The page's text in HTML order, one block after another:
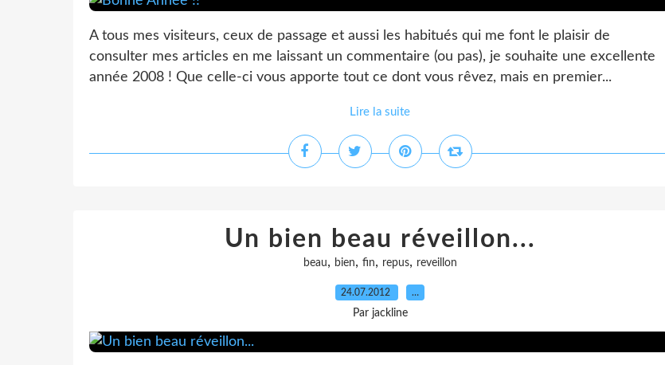
A tous mes visiteurs, ceux de passage et aussi les habitués qui me font le plaisir de
consulter mes articles en me laissant un commentaire (ou pas), je souhaite une excellente
année 2008 ! Que celle-ci vous apporte tout ce dont vous rêvez, mais en premier...
Lire la suite
Un bien beau réveillon...
beau, bien, fin, repus, reveillon
24.07.2012 …
Par jackline